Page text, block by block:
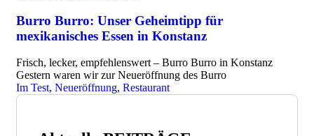
Burro Burro: Unser Geheimtipp für
mexikanisches Essen in Konstanz
Frisch, lecker, empfehlenswert – Burro Burro in Konstanz
Gestern waren wir zur Neueröffnung des Burro
Im Test, Neueröffnung, Restaurant